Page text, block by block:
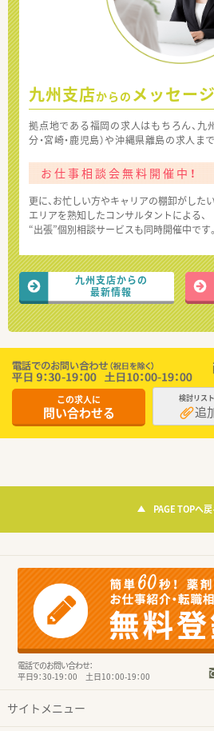
九州支店からの メッセージ
拠点地である福岡の求人はもちろん、九
分・宮崎・鹿児島）や沖縄県離島の求人ま
お仕事相談会無料開催中！
更に、お忙しい方やキャリアの棚卸がした
エリアを熟知したコンサルタントによる、
“出張”個別相談サービスも同時開催中です。
九州支店からの
最新情報
この求人に
問い合わせる
検討リス
追
PAGE TOPへ
電話でのお問い合わせ：
平日9：30-19：00 土日10：00-19：00
サイトメニュー